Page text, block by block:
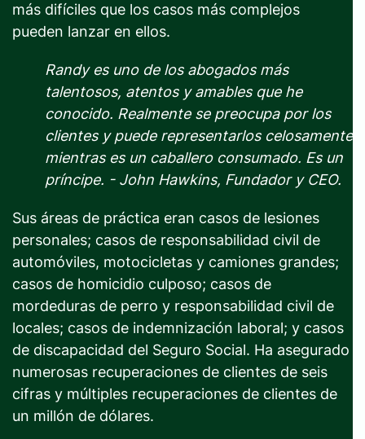
más difíciles que los casos más complejos
pueden lanzar en ellos.
Randy es uno de los abogados más
talentosos, atentos y amables que he
conocido. Realmente se preocupa por los
clientes y puede representarlos celosamente
mientras es un caballero consumado. Es un
príncipe. - John Hawkins, Fundador y CEO.
Sus áreas de práctica eran casos de lesiones
personales; casos de responsabilidad civil de
automóviles, motocicletas y camiones grandes;
casos de homicidio culposo; casos de
mordeduras de perro y responsabilidad civil de
locales; casos de indemnización laboral; y casos
de discapacidad del Seguro Social. Ha asegurado
numerosas recuperaciones de clientes de seis
cifras y múltiples recuperaciones de clientes de
un millón de dólares.